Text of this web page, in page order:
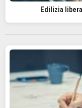
Edilizia